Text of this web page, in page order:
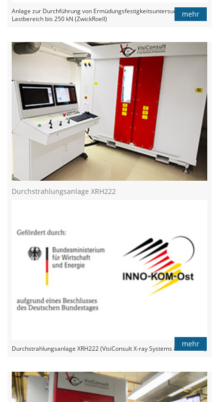
Anlage zur Durchführung von Ermüdungsfestigkeitsuntersuchungen im
Lastbereich bis 250 kN (ZwickRoell)
mehr
Durchstrahlungsanlage XRH222
Durchstrahlungsanlage XRH222 (VisiConsult X-ray Systems & Solutions)
mehr